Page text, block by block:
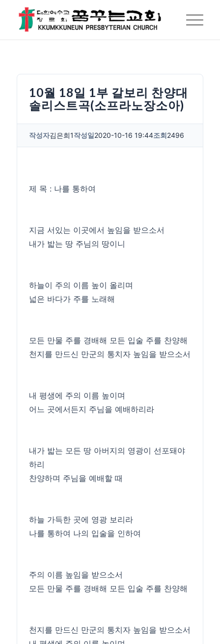
10월 18일 1부 갈보리 찬양대
솔리스트곡(소프라노장소아)
작성자김은희1작성일2020-10-16 19:44조회2496
제 목 : 나를 통하여
지금 서있는 이곳에서 높임을 받으소서
내가 밟는 땅 주님의 땅이니
하늘이 주의 이름 높이 올리며
넓은 바다가 주를 노래해
모든 만물 주를 경배해 모든 입술 주를 찬양해
천지를 만드신 만군의 통치자 높임을 받으소서
내 평생에 주의 이름 높이며
어느 곳에서든지 주님을 예배하리라
내가 밟는 모든 땅 아버지의 영광이 선포돼야
하리
찬양하며 주님을 예배할 때
하늘 가득한 곳에 영광 보리라
나를 통하여 나의 입술을 인하여
주의 이름 높임을 받으소서
모든 만물 주를 경배해 모든 입술 주를 찬양해
천지를 만드신 만군의 통치자 높임을 받으소서